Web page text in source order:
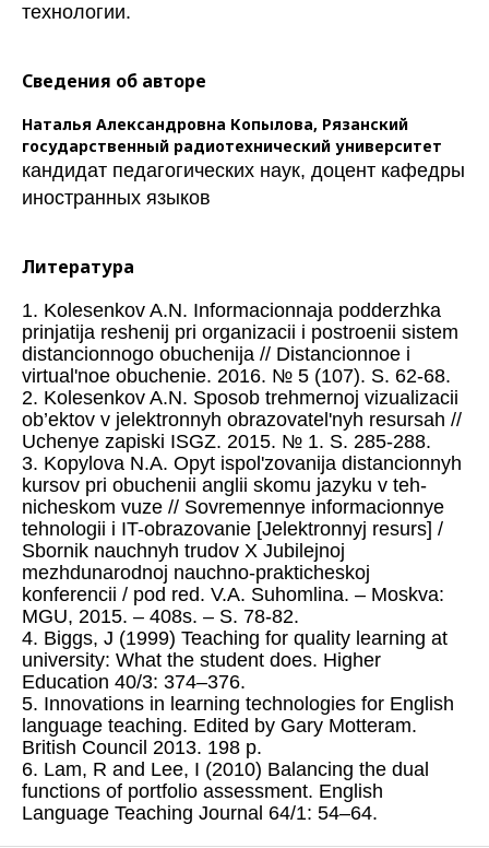
технологии.
Сведения об авторе
Наталья Александровна Копылова, Рязанский
государственный радиотехнический университет
кандидат педагогических наук, доцент кафедры
иностранных языков
Литература
1. Kolesenkov A.N. Informacionnaja podderzhka
prinjatija reshenij pri organizacii i postroenii sistem
distancionnogo obuchenija // Distancionnoe i
virtual'noe obuchenie. 2016. № 5 (107). S. 62-68.
2. Kolesenkov A.N. Sposob trehmernoj vizualizacii
ob’ektov v jelektronnyh obrazovatel'nyh resursah //
Uchenye zapiski ISGZ. 2015. № 1. S. 285-288.
3. Kopylova N.A. Opyt ispol'zovanija distancionnyh
kursov pri obuchenii anglii skomu jazyku v teh-
nicheskom vuze // Sovremennye informacionnye
tehnologii i IT-obrazovanie [Jelektronnyj resurs] /
Sbornik nauchnyh trudov X Jubilejnoj
mezhdunarodnoj nauchno-prakticheskoj
konferencii / pod red. V.A. Suhomlina. – Moskva:
MGU, 2015. – 408s. – S. 78-82.
4. Biggs, J (1999) Teaching for quality learning at
university: What the student does. Higher
Education 40/3: 374–376.
5. Innovations in learning technologies for English
language teaching. Edited by Gary Motteram.
British Council 2013. 198 p.
6. Lam, R and Lee, I (2010) Balancing the dual
functions of portfolio assessment. English
Language Teaching Journal 64/1: 54–64.